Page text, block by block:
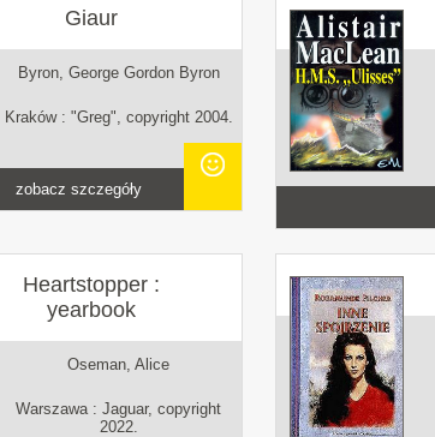
Giaur
Byron, George Gordon Byron
Kraków : "Greg", copyright 2004.
zobacz szczegóły
Heartstopper :
yearbook
Oseman, Alice
Warszawa : Jaguar, copyright
2022.